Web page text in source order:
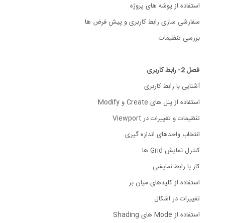
استفاده از پوشه های پروژه
سفارشی سازی رابط کاربری و پیش فرض ها
بررسی تنظیمات
فصل 2- رابط کاربری
آشنایی با رابط کاربری
استفاده از پنل های Create و Modify
تنظیمات و تغییرات در Viewport
انتخاب واحدهای اندازه گیری
کنترل نمایش Grid ها
کار با رابط نمایشی
استفاده از کلیدهای میان بر
تغییرات در اشکال
استفاده از Mode های Shading